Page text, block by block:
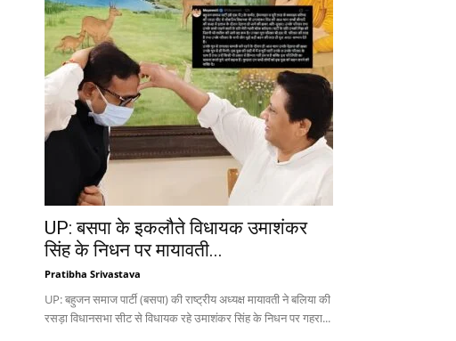
UP: बसपा के इकलौते विधायक उमाशंकर
सिंह के निधन पर मायावती...
Pratibha Srivastava
UP: बहुजन समाज पार्टी (बसपा) की राष्ट्रीय अध्यक्ष मायावती ने बलिया की
रसड़ा विधानसभा सीट से विधायक रहे उमाशंकर सिंह के निधन पर गहरा...